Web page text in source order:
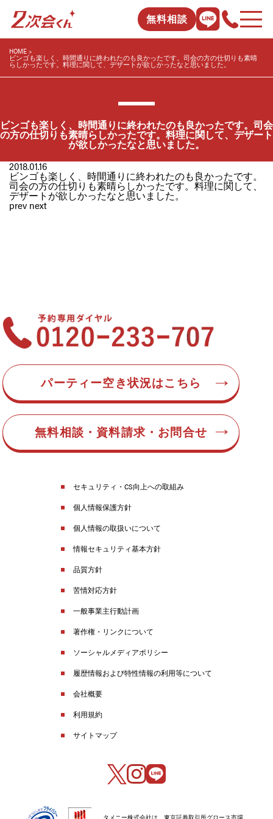
無料相談
HOME
ビンゴも楽しく、時間通りに終われたのも良かったです。司会の方の仕切りも素晴
らしかったです。料理に関して、デザートが欲しかったなと思いました。
ビンゴも楽しく、時間通りに終われたのも良かったです。司会
の方の仕切りも素晴らしかったです。料理に関して、デザート
が欲しかったなと思いました。
2018.01.16
ビンゴも楽しく、時間通りに終われたのも良かったです。
司会の方の仕切りも素晴らしかったです。料理に関して、
デザートが欲しかったなと思いました。
prev next
パーティー空き状況はこちら
無料相談・資料請求・お問合せ
セキュリティ・CS向上への取組み
個人情報保護方針
個人情報の取扱いについて
情報セキュリティ基本方針
品質方針
苦情対応方針
一般事業主行動計画
著作権・リンクについて
ソーシャルメディアポリシー
履歴情報および特性情報の利用等について
会社概要
利用規約
サイトマップ
タメニー株式会社は、東京証券取引所グロース市場